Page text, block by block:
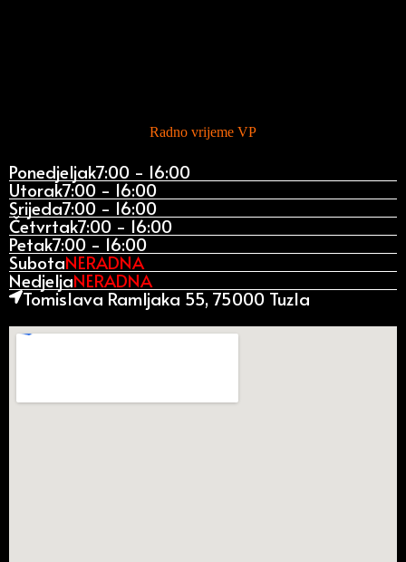
Radno vrijeme VP
Ponedjeljak7:00 - 16:00
Utorak7:00 - 16:00
Srijeda7:00 - 16:00
Četvrtak7:00 - 16:00
Petak7:00 - 16:00
SubotaNERADNA
NedjeljaNERADNA
Tomislava Ramljaka 55, 75000 Tuzla